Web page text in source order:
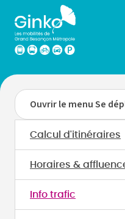
Les
mobilités
Besançon
Métropole
Ouvrir le menu Se
Calcul d'itinéraires
Horaires &
Info trafic